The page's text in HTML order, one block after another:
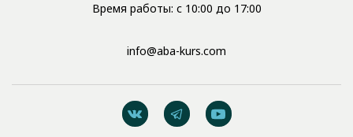
Время работы: с 10:00 до 17:00
info@aba-kurs.com